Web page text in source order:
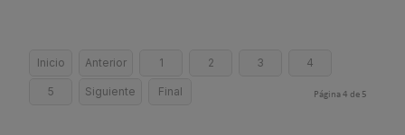
Inicio Anterior 1 2 3 4
5 Siguiente Final Página 4 de 5